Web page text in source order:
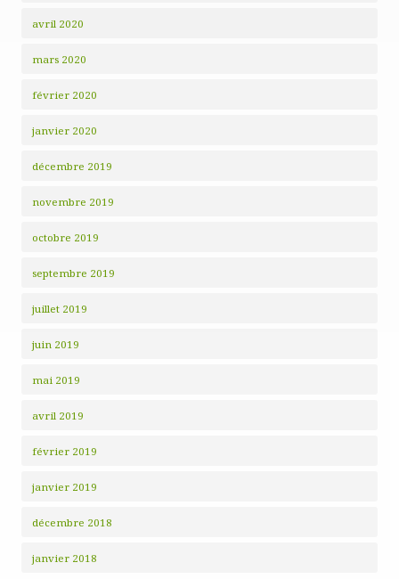
avril 2020
mars 2020
février 2020
janvier 2020
décembre 2019
novembre 2019
octobre 2019
septembre 2019
juillet 2019
juin 2019
mai 2019
avril 2019
février 2019
janvier 2019
décembre 2018
janvier 2018